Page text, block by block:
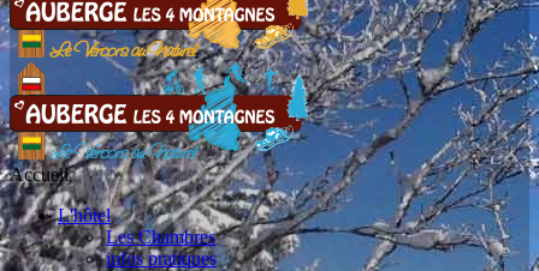
Accueil
L'hôtel
Les Chambres
infos pratiques